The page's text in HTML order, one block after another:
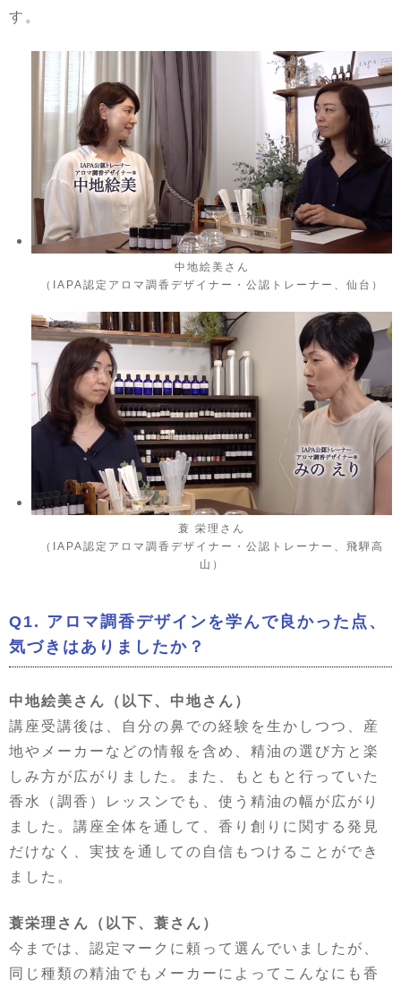
す。
中地絵美さん
（IAPA認定アロマ調香デザイナー・公認トレーナー、仙台）
蓑 栄理さん
（IAPA認定アロマ調香デザイナー・公認トレーナー、飛騨高
山）
Q1. アロマ調香デザインを学んで良かった点、
気づきはありましたか？
中地絵美さん（以下、中地さん）
講座受講後は、自分の鼻での経験を生かしつつ、産
地やメーカーなどの情報を含め、精油の選び方と楽
しみ方が広がりました。また、もともと行っていた
香水（調香）レッスンでも、使う精油の幅が広がり
ました。講座全体を通して、香り創りに関する発見
だけなく、実技を通しての自信もつけることができ
ました。
蓑栄理さん（以下、蓑さん）
今までは、認定マークに頼って選んでいましたが、
同じ種類の精油でもメーカーによってこんなにも香